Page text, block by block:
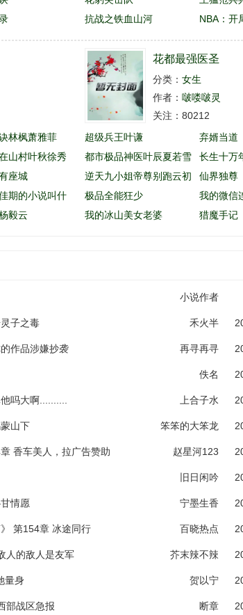
抗战之铁血山河
NBA：开
卡
林枫萧雅菲
山村叶秋徐秀
座城
期的小说叫什
毅云
花都最强医圣
分类： 女生
作者： 啵喽啵灵
关注：80212
超级兵王叶谦
弃婿当道
都市极品神医叶辰夏若雪
孙怡
长生十万
逆天九小姐帝尊别跑云初
玖
仙界独尊
极品全能狂少
我的微信
我的冰山美女老婆
猎魔手记
小说作者
子之毒 禾火半
作品涉嫌抄袭 再寻再寻
佚名
吗大啊.......... 上合子水
山下 笨笨的大笨龙
香车美人，拉广告赞助 赵星河123
旧日闲吟
情愿 宁墨生香
》 第154章 冰途同行 百晓热点
人的敌人是友军 芥末辣不辣
量身 贺以宁
部战区急报 断章